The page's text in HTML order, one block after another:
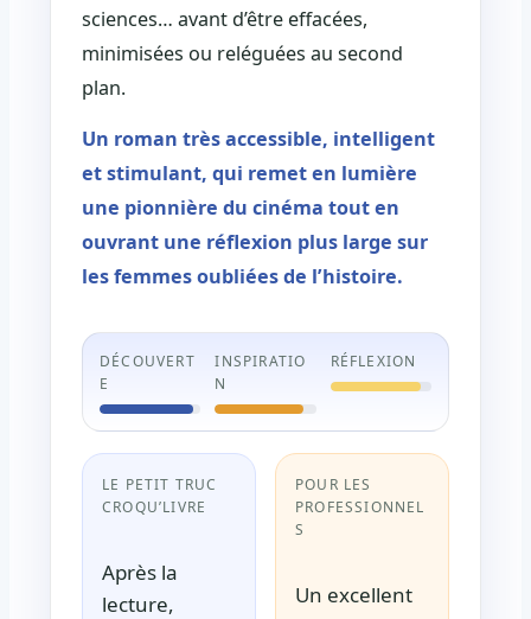
sciences… avant d’être effacées,
minimisées ou reléguées au second
plan.
Un roman très accessible, intelligent
et stimulant, qui remet en lumière
une pionnière du cinéma tout en
ouvrant une réflexion plus large sur
les femmes oubliées de l’histoire.
DÉCOUVERT
E
INSPIRATIO
N
RÉFLEXION
LE PETIT TRUC
CROQU’LIVRE
Après la
lecture,
POUR LES
PROFESSIONNEL
S
Un excellent